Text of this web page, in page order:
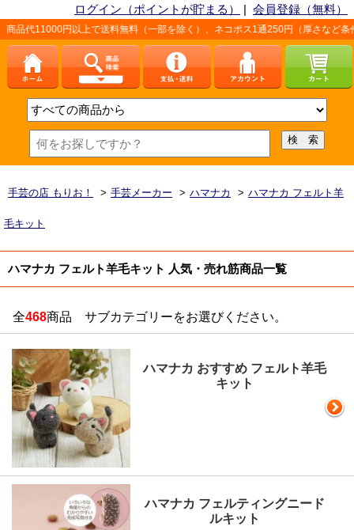
ログイン（ポイントが貯まる） | 会員登録（無料）
無料（一部を除く）、ネコポス1通250円（厚さなど条件あり）。詳しくは、
手芸の店 もりお！ > 手芸メーカー > ハマナカ > ハマナカ フェルト羊
毛キット
ハマナカ フェルト羊毛キット 人気・売れ筋商品一覧
全468商品 サブカテゴリーをお選びください。
ハマナカ おすすめ フェルト羊毛
キット
ハマナカ フェルティングニード
ルキット